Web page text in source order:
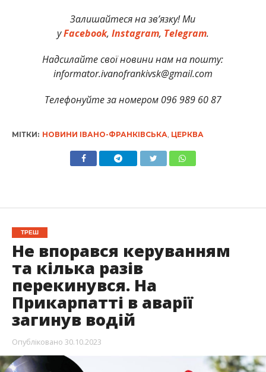
Залишайтеся на зв’язку! Ми
уFacebook, Instagram, Telegram.
Надсилайте свої новини нам на пошту:
informator.ivanofrankivsk@gmail.com
Телефонуйте за номером 096 989 60 87
МІТКИ: НОВИНИ ІВАНО-ФРАНКІВСЬКА ЦЕРКВА
ТРЕШ
Не впорався керуванням
та кілька разів
перекинувся. На
Прикарпатті в аварії
загинув водій
Опубліковано 30.10.2023